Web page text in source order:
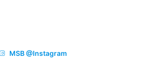
MSB @Instagram